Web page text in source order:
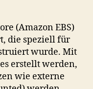
des
Amazon
Elastic
Block
Store
(Amazon EBS)
die speziell für
wurde. Mit
erstellt werden,
wie externe